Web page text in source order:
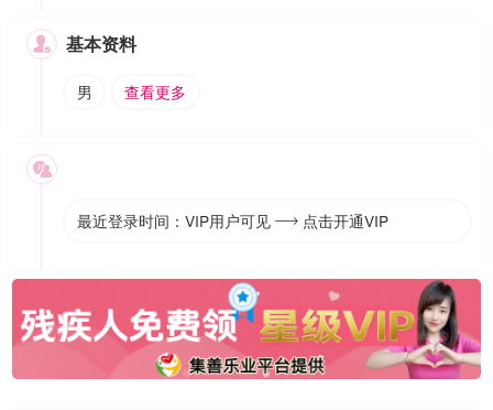
 基本资料
男 查看更多

最近登录时间：VIP用户可见  点击开通VIP